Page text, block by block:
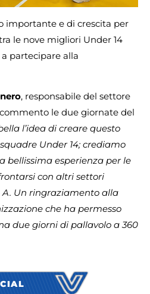
importante e di crescita per
le nove migliori Under 14
partecipare alla
, responsabile del settore
le due giornate del
l’idea di creare questo
Under 14; crediamo
bellissima esperienza per le
con altri settori
Un ringraziamento alla
che ha permesso
due giorni di pallavolo a 360